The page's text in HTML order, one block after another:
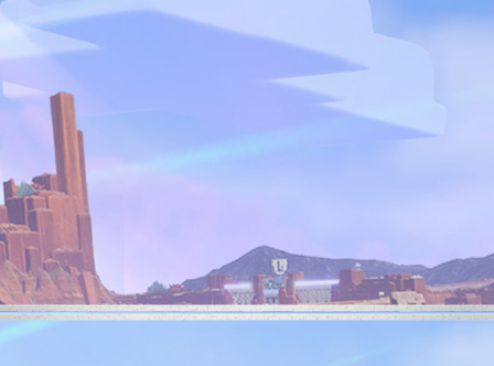
Accept &
Play
Al hacer clic
en jugar,
aceptas la